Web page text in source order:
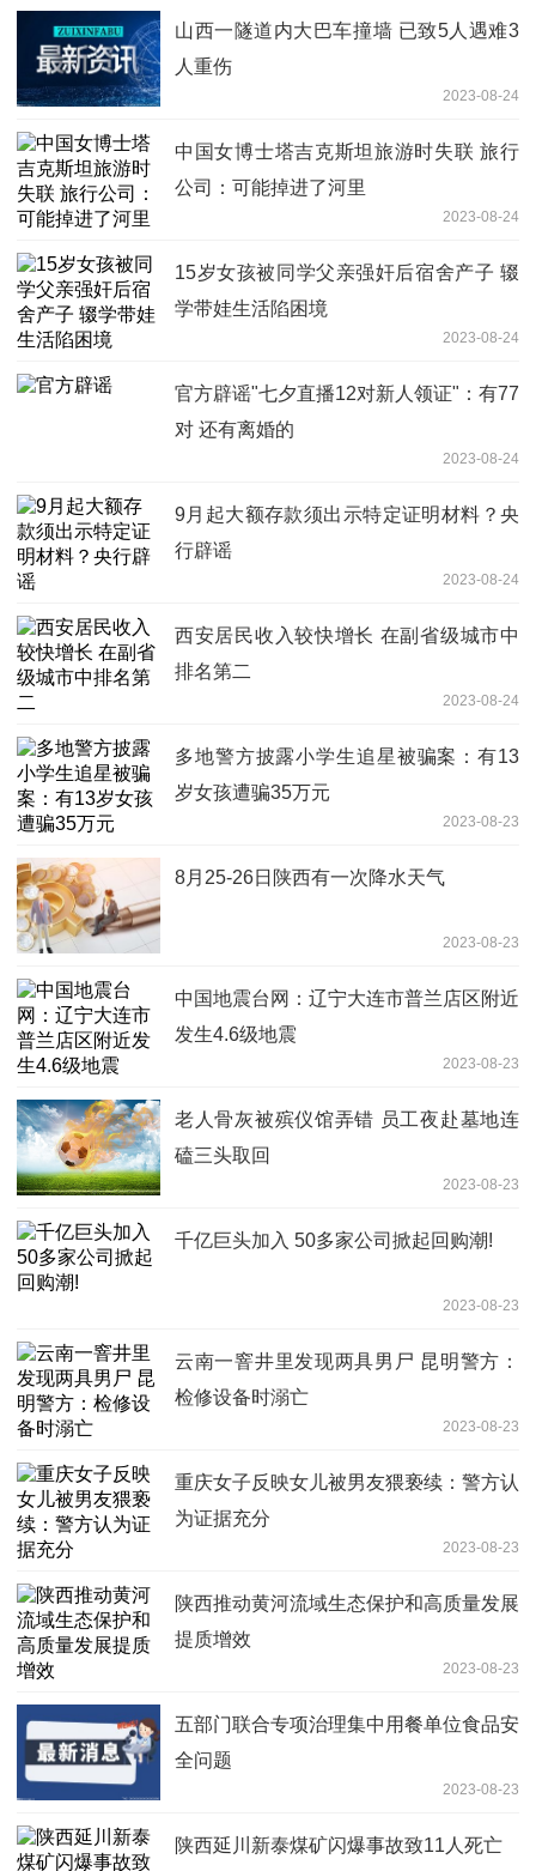
山西一隧道内大巴车撞墙 已致5人遇难3
人重伤
2023-08-24
中国女博士塔吉克斯坦旅游时失联 旅行
公司：可能掉进了河里
2023-08-24
15岁女孩被同学父亲强奸后宿舍产子 辍
学带娃生活陷困境
2023-08-24
官方辟谣"七夕直播12对新人领证"：有77
对 还有离婚的
2023-08-24
9月起大额存款须出示特定证明材料？央
行辟谣
2023-08-24
西安居民收入较快增长 在副省级城市中
排名第二
2023-08-24
多地警方披露小学生追星被骗案：有13
岁女孩遭骗35万元
2023-08-23
8月25-26日陕西有一次降水天气
2023-08-23
中国地震台网：辽宁大连市普兰店区附近
发生4.6级地震
2023-08-23
老人骨灰被殡仪馆弄错 员工夜赴墓地连
磕三头取回
2023-08-23
千亿巨头加入 50多家公司掀起回购潮!
2023-08-23
云南一窨井里发现两具男尸 昆明警方：
检修设备时溺亡
2023-08-23
重庆女子反映女儿被男友猥亵续：警方认
为证据充分
2023-08-23
陕西推动黄河流域生态保护和高质量发展
提质增效
2023-08-23
五部门联合专项治理集中用餐单位食品安
全问题
2023-08-23
陕西延川新泰煤矿闪爆事故致11人死亡